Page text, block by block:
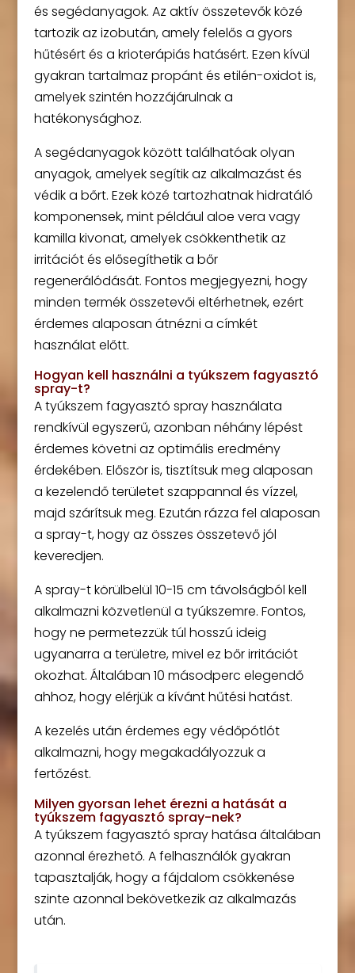
és segédanyagok. Az aktív összetevők közé
tartozik az izobután, amely felelős a gyors
hűtésért és a krioterápiás hatásért. Ezen kívül
gyakran tartalmaz propánt és etilén-oxidot is,
amelyek szintén hozzájárulnak a
hatékonysághoz.
A segédanyagok között találhatóak olyan
anyagok, amelyek segítik az alkalmazást és
védik a bőrt. Ezek közé tartozhatnak hidratáló
komponensek, mint például aloe vera vagy
kamilla kivonat, amelyek csökkenthetik az
irritációt és elősegíthetik a bőr
regenerálódását. Fontos megjegyezni, hogy
minden termék összetevői eltérhetnek, ezért
érdemes alaposan átnézni a címkét
használat előtt.
Hogyan kell használni a tyúkszem fagyasztó
spray-t?
A tyúkszem fagyasztó spray használata
rendkívül egyszerű, azonban néhány lépést
érdemes követni az optimális eredmény
érdekében. Először is, tisztítsuk meg alaposan
a kezelendő területet szappannal és vízzel,
majd szárítsuk meg. Ezután rázza fel alaposan
a spray-t, hogy az összes összetevő jól
keveredjen.
A spray-t körülbelül 10-15 cm távolságból kell
alkalmazni közvetlenül a tyúkszemre. Fontos,
hogy ne permetezzük túl hosszú ideig
ugyanarra a területre, mivel ez bőr irritációt
okozhat. Általában 10 másodperc elegendő
ahhoz, hogy elérjük a kívánt hűtési hatást.
A kezelés után érdemes egy védőpótlót
alkalmazni, hogy megakadályozzuk a
fertőzést.
Milyen gyorsan lehet érezni a hatását a
tyúkszem fagyasztó spray-nek?
A tyúkszem fagyasztó spray hatása általában
azonnal érezhető. A felhasználók gyakran
tapasztalják, hogy a fájdalom csökkenése
szinte azonnal bekövetkezik az alkalmazás
után.